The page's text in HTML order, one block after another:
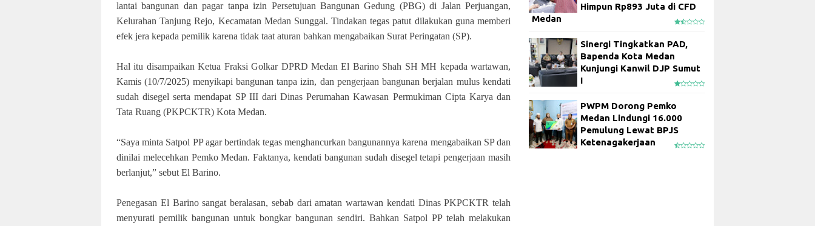
lantai bangunan dan pagar tanpa izin Persetujuan Bangunan Gedung (PBG) di Jalan Perjuangan,
Kelurahan Tanjung Rejo, Kecamatan Medan Sunggal. Tindakan tegas patut dilakukan guna memberi
efek jera kepada pemilik karena tidak taat aturan bahkan mengabaikan Surat Peringatan (SP).
Hal itu disampaikan Ketua Fraksi Golkar DPRD Medan El Barino Shah SH MH kepada wartawan,
Kamis (10/7/2025) menyikapi bangunan tanpa izin, dan pengerjaan bangunan berjalan mulus kendati
sudah disegel serta mendapat SP III dari Dinas Perumahan Kawasan Permukiman Cipta Karya dan
Tata Ruang (PKPCKTR) Kota Medan.
“Saya minta Satpol PP agar bertindak tegas menghancurkan bangunannya karena mengabaikan SP dan
dinilai melecehkan Pemko Medan. Faktanya, kendati bangunan sudah disegel tetapi pengerjaan masih
berlanjut,” sebut El Barino.
Penegasan El Barino sangat beralasan, sebab dari amatan wartawan kendati Dinas PKPCKTR telah
menyurati pemilik bangunan untuk bongkar bangunan sendiri. Bahkan Satpol PP telah melakukan
Himpun Rp893 Juta di CFD
Medan
Sinergi Tingkatkan PAD,
Bapenda Kota Medan
Kunjungi Kanwil DJP Sumut
I
PWPM Dorong Pemko
Medan Lindungi 16.000
Pemulung Lewat BPJS
Ketenagakerjaan